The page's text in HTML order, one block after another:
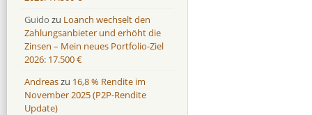
Guido zu Loanch wechselt den
Zahlungsanbieter und erhöht die
Zinsen – Mein neues Portfolio-Ziel
2026: 17.500 €
Andreaszu 16,8 % Rendite im
November 2025 (P2P-Rendite
Update)